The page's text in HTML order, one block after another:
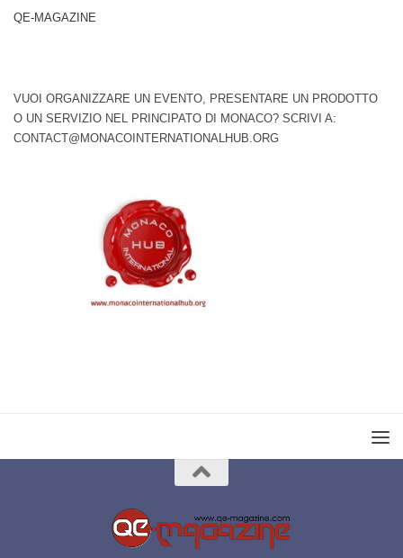
QE-MAGAZINE
VUOI ORGANIZZARE UN EVENTO, PRESENTARE UN PRODOTTO
O UN SERVIZIO NEL PRINCIPATO DI MONACO? SCRIVI A:
CONTACT@MONACOINTERNATIONALHUB.ORG